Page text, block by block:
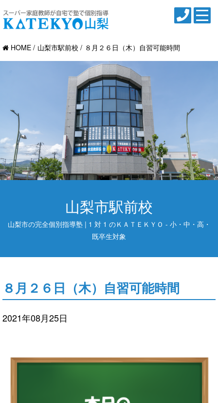
HOME 山梨市駅前校 ８月２６日（木）自習可能時間
山梨市駅前校
山梨市の完全個別指導塾 | 1 対 1 のＫＡＴＥＫＹＯ - 小・中・高・
既卒生対象
８月２６日（木）自習可能時間
2021年08月25日